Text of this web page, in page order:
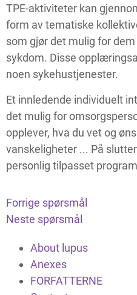
TPE-aktiviteter kan
form av tematiske
som gjør det mulig for
sykdom. Disse
noen sykehustjenester.
Et innledende individuelt
det mulig for
opplever, hva du vet og
vanskeligheter ... På
personlig tilpasset
Forrige spørsmål
Neste spørsmål
About lupus
Anexes
FORFATTERNE